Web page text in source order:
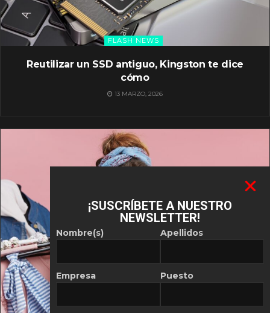
FLASH NEWS
Reutilizar un SSD antiguo, Kingston te dice
cómo
13 MARZO, 2026
¡SUSCRÍBETE A NUESTRO
NEWSLETTER!
Nombre(s)
Empresa
Apellidos
Puesto